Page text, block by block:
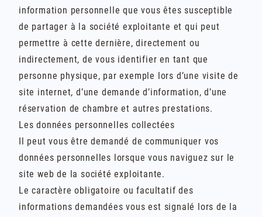
information personnelle que vous êtes susceptible
de partager à la société exploitante et qui peut
permettre à cette dernière, directement ou
indirectement, de vous identifier en tant que
personne physique, par exemple lors d’une visite de
site internet, d’une demande d’information, d’une
réservation de chambre et autres prestations.
Les données personnelles collectées
Il peut vous être demandé de communiquer vos
données personnelles lorsque vous naviguez sur le
site web de la société exploitante.
Le caractère obligatoire ou facultatif des
informations demandées vous est signalé lors de la